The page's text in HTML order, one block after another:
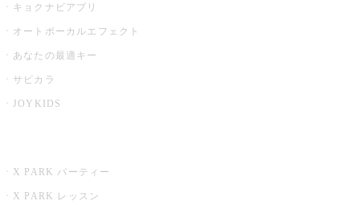
キョクナビアプリ
オートボーカルエフェクト
あなたの最適キー
サビカラ
JOYKIDS
X PARK パーティー
X PARK レッスン